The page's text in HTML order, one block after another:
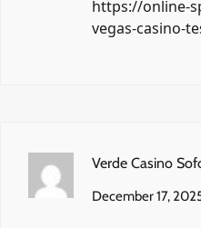
https://online-
vegas-casino-
Verde Casino
December 17,